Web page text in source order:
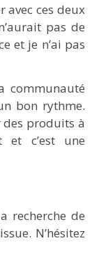
avec ces deux
pas de
et je n’ai pas
communauté
bon rythme.
produits à
et c’est une
recherche de
N’hésitez